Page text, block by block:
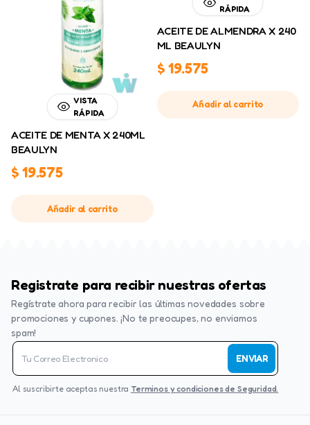
VISTA
RÁPIDA
ACEITE DE MENTA X 240ML
BEAULYN
$19.575
Añadir al carrito
RÁPIDA
ACEITE DE ALMENDRA X 240
ML BEAULYN
$19.575
Añadir al carrito
Registrate para recibir nuestras ofertas
Regístrate ahora para recibir las últimas novedades sobre
promociones y cupones. ¡No te preocupes, no enviamos
spam!
ENVIAR
Al suscribirte aceptas nuestra Terminos y condiciones de Seguridad.